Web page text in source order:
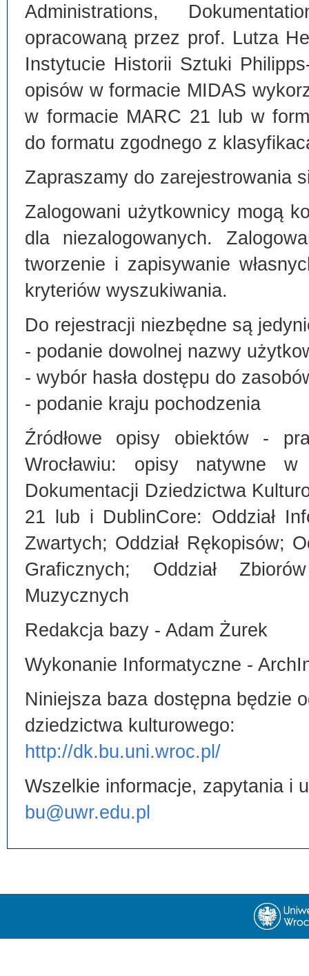
Administrations,
opracowaną przez prof. Lutza
Instytucie Historii Sztuki
opisów w formacie MIDAS
w formacie MARC 21 lub w
do formatu zgodnego z
Zapraszamy do zarejestrowania
Zalogowani użytkownicy mogą
dla niezalogowanych.
tworzenie i zapisywanie
kryteriów wyszukiwania.
Do rejestracji niezbędne są
- podanie dowolnej nazwy
- wybór hasła dostępu do
- podanie kraju pochodzenia
Źródłowe opisy obiektów -
Wrocławiu: opisy natywne
Dokumentacji Dziedzictwa
21 lub i DublinCore: Oddział
Zwartych; Oddział Rękopisów;
Graficznych; Oddział
Muzycznych
Redakcja bazy - Adam Żurek
Wykonanie Informatyczne -
Niniejsza baza dostępna będzie
dziedzictwa kulturowego:
http://dk.bu.uni.wroc.pl/
Wszelkie informacje, zapytania i
bu@uwr.edu.pl